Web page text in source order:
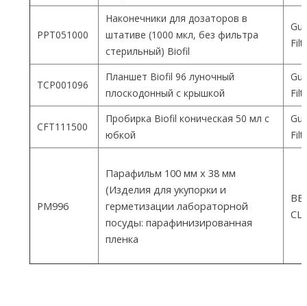
PPT051000
Наконечники для дозаторов в
штативе (1000 мкл, без фильтра
стерильный) Biofil
TCP001096
Планшет Biofil 96 луночный
плоскодонный с крышкой
CFT111500
Пробирка Biofil коническая 50 мл с
юбкой
PM996
Парафильм 100 мм х 38 мм
(Изделия для укупорки и
герметизации лабораторной
посуды: парафинизированная
пленка